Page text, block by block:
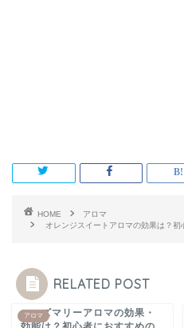
HOME
オレンジスイートアロマの効果は？
アロマ
ローズマリーアロマの効果・
効能は？初心者におすすめの
使い方もお伝え！
2023年1月13日